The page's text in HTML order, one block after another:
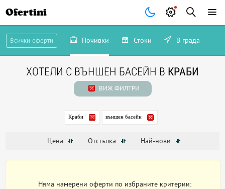
Ofertini
Всички оферти Почивки Стоки В града
ХОТЕЛИ С ВЪНШЕН БАСЕЙН В КРАБИ
ВИЖ ФИЛТРИ
Краби външен басейн
Цена Отстъпка Най-нови
Няма намерени оферти по избраните критерии: